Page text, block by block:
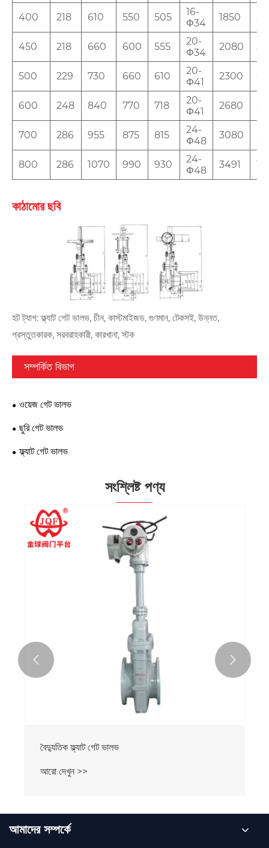
400 218 610 550 505
16-
Φ34
1850
450 218 660 600 555
20-
Φ34
2080
500 229 730 660 610
20-
Φ41
2300
600 248 840 770 718
20-
Φ41
2680
700 286 955 875 815
24-
Φ48
3080
800 286 1070 990 930
24-
Φ48
3491
কাঠামোর ছবি
হট ট্যাগ: ফ্ল্যাট গেট ভালভ, চীন, কাস্টমাইজড, গুণমান, টেকসই, উন্নত,
প্রস্তুতকারক, সরবরাহকারী, কারখানা, স্টক
সম্পর্কিত বিভাগ
ওয়েজ গেট ভালভ
ছুরি গেট ভালভ
ফ্ল্যাট গেট ভালভ
সংশ্লিষ্ট পণ্য
বৈদ্যুতিক ফ্ল্যাট গেট ভালভ
আরো দেখুন >>
 
আমাদের সম্পর্কে